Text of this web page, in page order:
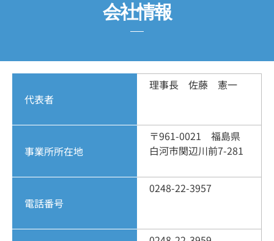
会社情報
代表者
理事長 佐藤 憲一
事業所所在地
〒961-0021 福島県
白河市関辺川前7-281
電話番号
0248-22-3957